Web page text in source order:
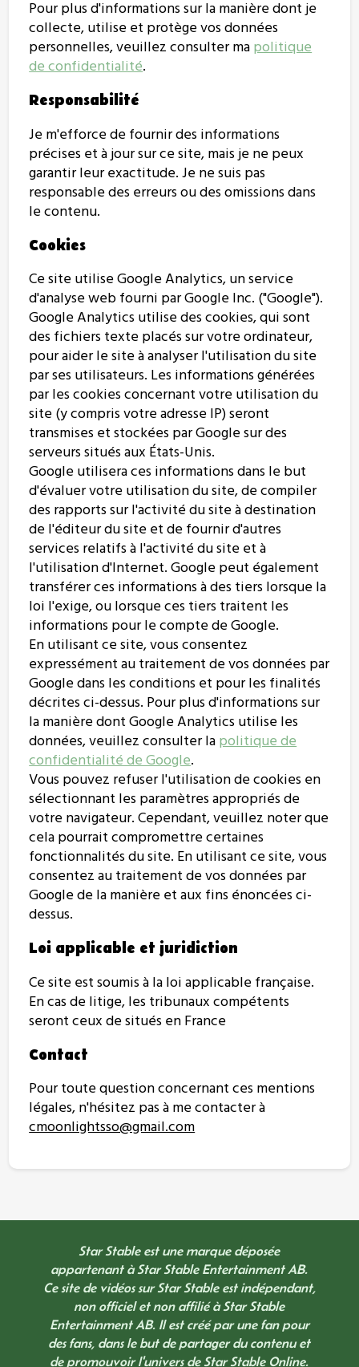
Pour plus d'informations sur la manière dont je
collecte, utilise et protège vos données
personnelles, veuillez consulter ma politique
de confidentialité.
Responsabilité
Je m'efforce de fournir des informations
précises et à jour sur ce site, mais je ne peux
garantir leur exactitude. Je ne suis pas
responsable des erreurs ou des omissions dans
le contenu.
Cookies
Ce site utilise Google Analytics, un service
d'analyse web fourni par Google Inc. ("Google").
Google Analytics utilise des cookies, qui sont
des fichiers texte placés sur votre ordinateur,
pour aider le site à analyser l'utilisation du site
par ses utilisateurs. Les informations générées
par les cookies concernant votre utilisation du
site (y compris votre adresse IP) seront
transmises et stockées par Google sur des
serveurs situés aux États-Unis.
Google utilisera ces informations dans le but
d'évaluer votre utilisation du site, de compiler
des rapports sur l'activité du site à destination
de l'éditeur du site et de fournir d'autres
services relatifs à l'activité du site et à
l'utilisation d'Internet. Google peut également
transférer ces informations à des tiers lorsque la
loi l'exige, ou lorsque ces tiers traitent les
informations pour le compte de Google.
En utilisant ce site, vous consentez
expressément au traitement de vos données par
Google dans les conditions et pour les finalités
décrites ci-dessus. Pour plus d'informations sur
la manière dont Google Analytics utilise les
données, veuillez consulter la politique de
confidentialité de Google.
Vous pouvez refuser l'utilisation de cookies en
sélectionnant les paramètres appropriés de
votre navigateur. Cependant, veuillez noter que
cela pourrait compromettre certaines
fonctionnalités du site. En utilisant ce site, vous
consentez au traitement de vos données par
Google de la manière et aux fins énoncées ci-
dessus.
Loi applicable et juridiction
Ce site est soumis à la loi applicable française.
En cas de litige, les tribunaux compétents
seront ceux de situés en France
Contact
Pour toute question concernant ces mentions
légales, n'hésitez pas à me contacter à
cmoonlightsso@gmail.com
Star Stable est une marque déposée
appartenant à Star Stable Entertainment AB.
Ce site de vidéos sur Star Stable est indépendant,
non officiel et non affilié à Star Stable
Entertainment AB. Il est créé par une fan pour
des fans, dans le but de partager du contenu et
de promouvoir l'univers de Star Stable Online.